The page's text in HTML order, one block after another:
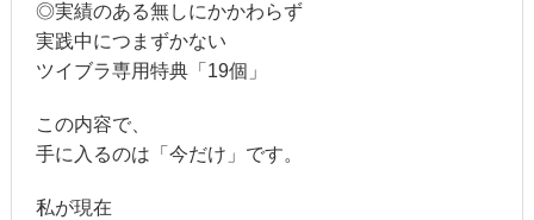
◎実績のある無しにかかわらず
実践中につまずかない
ツイブラ専用特典「19個」
この内容で、
手に入るのは「今だけ」です。
私が現在